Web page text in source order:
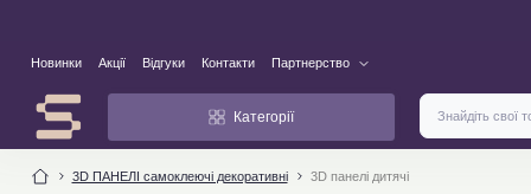
Новинки Акції Відгуки Контакти Партнерство
Категорії
3D ПАНЕЛІ самоклеючі декоративні 3D панелі дитячі